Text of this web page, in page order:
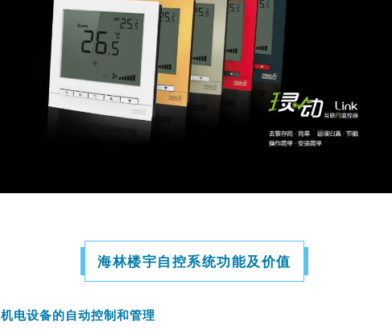
海林楼宇自控系统功能及价值
电设备的自动控制和管理